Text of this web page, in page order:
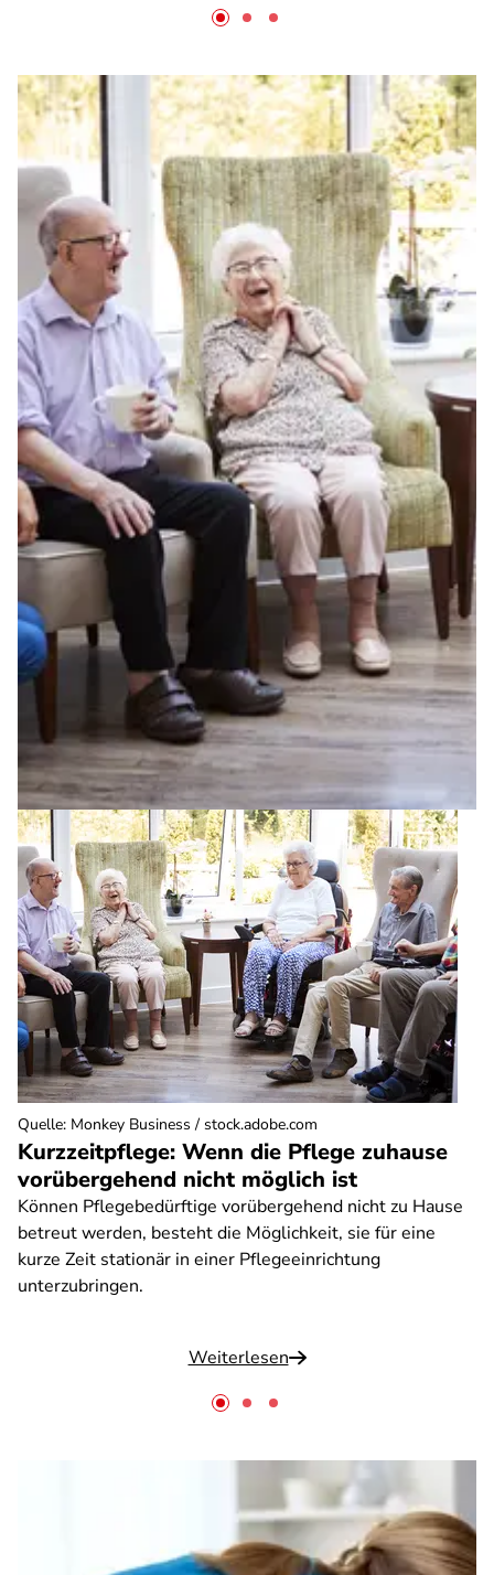
Kurzzeitpflege: Wenn die Pflege zuhause
vorübergehend nicht möglich ist
Können Pflegebedürftige vorübergehend nicht zu Hause
betreut werden, besteht die Möglichkeit, sie für eine
kurze Zeit stationär in einer Pflegeeinrichtung
unterzubringen.
Weiterlesen
Quelle: Monkey Business / stock.adobe.com